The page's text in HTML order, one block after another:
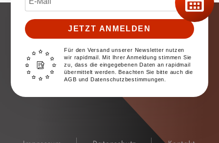
JETZT ANMELDEN
Für den Versand unserer Newsletter nutzen
wir rapidmail. Mit Ihrer Anmeldung stimmen Sie
zu, dass die eingegebenen Daten an rapidmail
übermittelt werden. Beachten Sie bitte auch die
AGB und Datenschutzbestimmungen.